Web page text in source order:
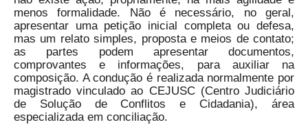
menos formalidade. Não é necessário, no geral,
apresentar uma petição inicial completa ou defesa,
mas um relato simples, proposta e meios de contato;
as partes podem apresentar documentos,
comprovantes e informações, para auxiliar na
composição. A condução é realizada normalmente por
magistrado vinculado ao CEJUSC (Centro Judiciário
de Solução de Conflitos e Cidadania), área
especializada em conciliação.